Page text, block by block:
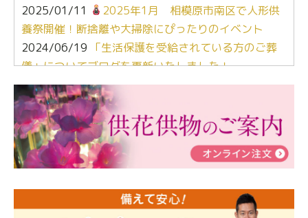
2025/01/11
2025年1月 相模原市南区で人形供
養祭開催！断捨離や大掃除にぴったりのイベント
2024/06/19 「生活保護を受給されている方のご葬
儀」についてブログを更新いたしました！
2024/03/06【終活なるほど教室】「マンガで学
ぶ！はじめてのお葬式」小さな家族葬ハウス®町田成
瀬 ご参加ありがとうございました！
2024/01/19令和6年能登半島地震災害の寄付のご報
告
人形供養 寄付のご報告
2023/12/16終活なるほど教室＠小さな家族葬ハウ